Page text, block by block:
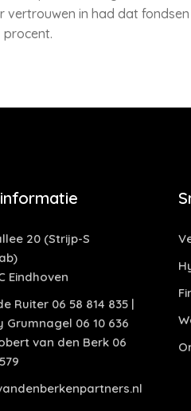
in had dat
procent.
20 (Strijp-S
Eindhoven
Ruiter 06 58 814 835 |
Grumnagel 06 10 636
van den Berk 06